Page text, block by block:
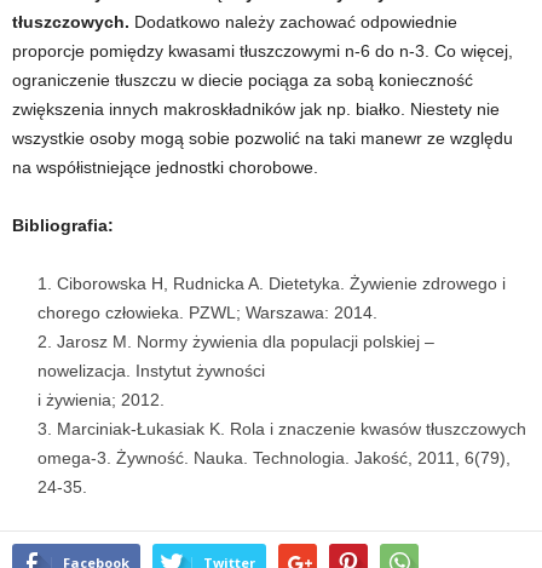
tłuszczowych. Dodatkowo należy zachować odpowiednie
proporcje pomiędzy kwasami tłuszczowymi n-6 do n-3. Co więcej,
ograniczenie tłuszczu w diecie pociąga za sobą konieczność
zwiększenia innych makroskładników jak np. białko. Niestety nie
wszystkie osoby mogą sobie pozwolić na taki manewr ze względu
na współistniejące jednostki chorobowe.
Bibliografia:
Ciborowska H, Rudnicka A. Dietetyka. Żywienie zdrowego i
chorego człowieka. PZWL; Warszawa: 2014.
Jarosz M. Normy żywienia dla populacji polskiej –
nowelizacja. Instytut żywności
i żywienia; 2012.
Marciniak-Łukasiak K. Rola i znaczenie kwasów tłuszczowych
omega-3. Żywność. Nauka. Technologia. Jakość, 2011, 6(79),
24-35.
Facebook Twitter